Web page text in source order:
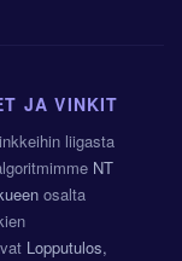
JA VINKIT
liigasta
NT
osalta
Lopputulos,